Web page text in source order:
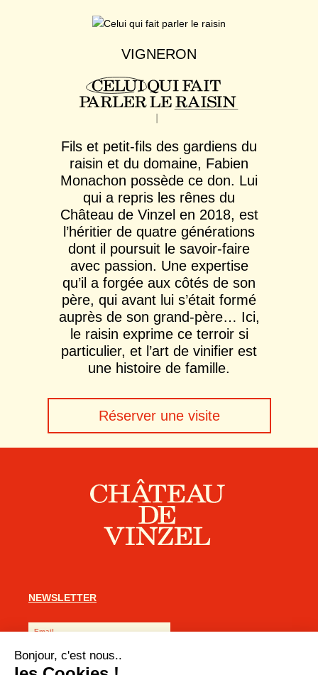
VIGNERON
Fils et petit-fils des gardiens du
raisin et du domaine, Fabien
Monachon possède ce don. Lui
qui a repris les rênes du
Château de Vinzel en 2018, est
l’héritier de quatre générations
dont il poursuit le savoir-faire
avec passion. Une expertise
qu’il a forgée aux côtés de son
père, qui avant lui s’était formé
auprès de son grand-père… Ici,
le raisin exprime ce terroir si
particulier, et l’art de vinifier est
une histoire de famille.
Réserver une visite
NEWSLETTER